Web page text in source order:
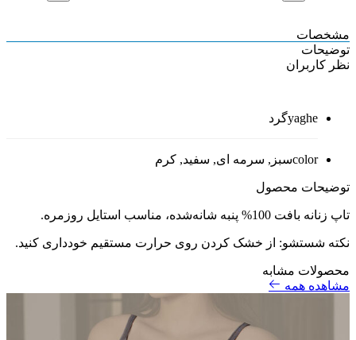
مشخصات
توضیحات
نظر کاربران
yagheگرد
colorسبز, سرمه ای, سفید, کرم
توضیحات محصول
تاپ زنانه بافت 100% پنبه شانه‌شده، مناسب استایل روزمره.
نکته شستشو: از خشک کردن روی حرارت مستقیم خودداری کنید.
محصولات مشابه
مشاهده همه